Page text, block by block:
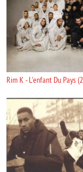
Rim K - L'enfant Du Pays